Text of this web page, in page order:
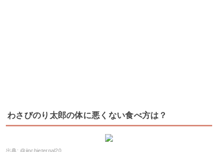
わさびのり太郎の体に悪くない食べ方は？
出典: @jinchieternal20